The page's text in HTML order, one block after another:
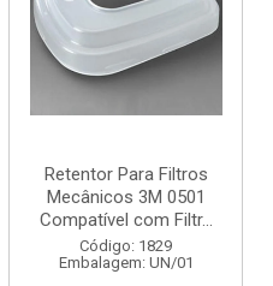
Retentor Para Filtros
Mecânicos 3M 0501
Compatível com Filtr...
Código: 1829
Embalagem: UN/01